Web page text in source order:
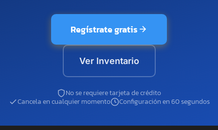
Regístrate gratis
Ver Inventario
No se requiere tarjeta de crédito
Cancela en cualquier momento
Configuración en 60 segundos